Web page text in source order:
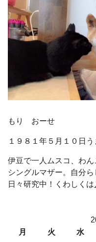
もり おーせ
１９８１年５月１０日う
伊豆で一人ムスコ、わ
シングルマザー。自分
日々研究中！くわしくは
月
火 水